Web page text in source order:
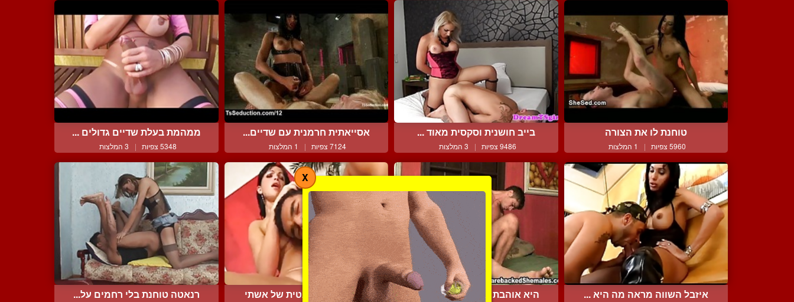
טוחנת לו את הצורה
5960 צפיות | 1 המלצות
בייב חושנית וסקסית מאוד ...
9486 צפיות | 3 המלצות
אסייאתית חרמנית עם שדיים...
7124 צפיות | 1 המלצות
ממהמת בעלת שדיים גדולים ...
5348 צפיות | 3 המלצות
איזבל השווה מראה מה היא ... היא אוהבת לפמפם חזק בתחת החברה הדומיננטית של אשתי רנאטה טוחנת בלי רחמים על...
X